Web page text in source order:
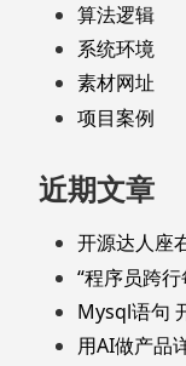
算法逻辑
系统环境
素材网址
项目案例
近期文章
开源达人座
“程序员跨
Mysql语句
用AI做产品